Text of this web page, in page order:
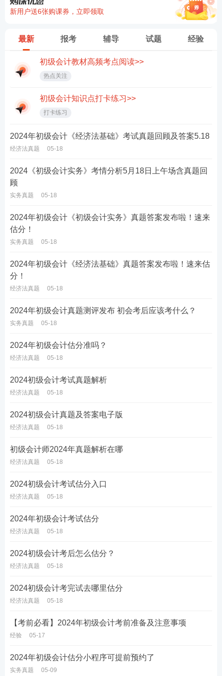
新用户送6张购课券，立即领取
最新 报考 辅导 试题 经验
初级会计教材高频考点阅读>>
热点关注
初级会计知识点打卡练习>>
打卡练习
2024年初级会计《经济法基础》考试真题回顾及答案5.18
经济法真题 05-18
2024《初级会计实务》考情分析5月18日上午场含真题回
顾
实务真题 05-18
2024年初级会计《初级会计实务》真题答案发布啦！速来
估分！
实务真题 05-18
2024年初级会计《经济法基础》真题答案发布啦！速来估
分！
经济法真题 05-18
2024年初级会计真题测评发布 初会考后应该考什么？
实务真题 05-18
2024年初级会计估分准吗？
经济法真题 05-18
2024初级会计考试真题解析
经济法真题 05-18
2024初级会计真题及答案电子版
经济法真题 05-18
初级会计师2024年真题解析在哪
经济法真题 05-18
2024初级会计考试估分入口
经济法真题 05-18
2024年初级会计考试估分
经济法真题 05-18
2024初级会计考后怎么估分？
经济法真题 05-18
2024初级会计考完试去哪里估分
经济法真题 05-18
【考前必看】2024年初级会计考前准备及注意事项
经验 05-17
2024年初级会计估分小程序可提前预约了
实务真题 05-09